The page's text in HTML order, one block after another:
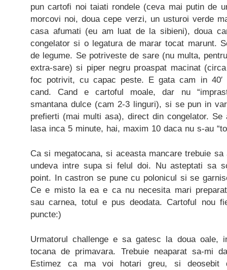
pun cartofi noi taiati rondele (ceva mai putin de
morcovi noi, doua cepe verzi, un usturoi verde
casa afumati (eu am luat de la sibieni), doua
congelator si o legatura de marar tocat marunt.
de legume. Se potriveste de sare (nu multa,
extra-sare) si piper negru proaspat macinat
foc potrivit, cu capac peste. E gata cam in
cand. Cand e cartoful moale, dar nu
smantana dulce (cam 2-3 linguri), si se pun in
prefierti (mai multi asa), direct din congelator.
lasa inca 5 minute, hai, maxim 10 daca nu s-au
Ca si megatocana, si aceasta mancare trebuie
undeva intre supa si felul doi. Nu asteptati sa
point. In castron se pune cu polonicul si se
Ce e misto la ea e ca nu necesita mari
sau carnea, totul e pus deodata. Cartoful nou
puncte:)
Urmatorul challenge e sa gatesc la doua oale,
tocana de primavara. Trebuie neaparat sa-mi
Estimez ca ma voi hotari greu, si deosebit